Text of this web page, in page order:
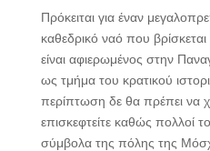
Πρόκειται για έναν
καθεδρικό ναό που βρίσκεται
είναι αφιερωμένος στην
ως τμήμα του κρατικού
περίπτωση δε θα πρέπει να
επισκεφτείτε καθώς πολλοί
σύμβολα της πόλης της